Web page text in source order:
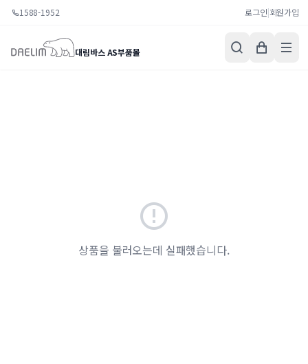
1588-1952 로그인|회원가입
대림바스 AS부품몰
상품을 불러오는데 실패했습니다.